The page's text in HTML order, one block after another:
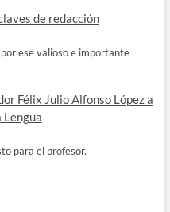
de redacción
ese valioso e importante
Félix Julio Alfonso López a
Lengua
para el profesor.